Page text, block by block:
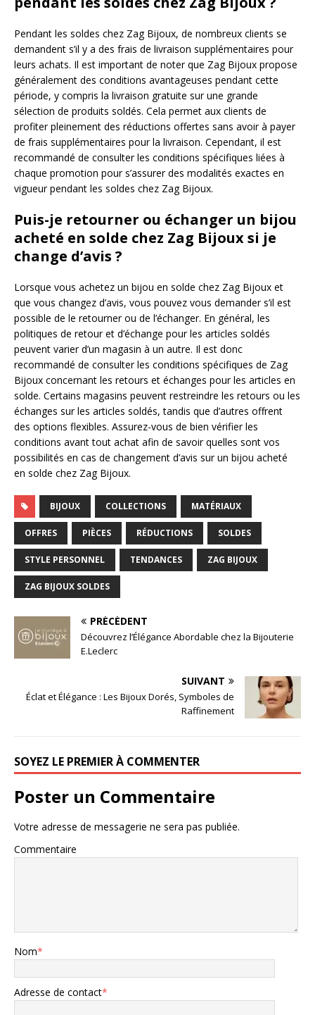
Pendant les soldes chez Zag Bijoux, de nombreux clients se
demandent s’il y a des frais de livraison supplémentaires pour
leurs achats. Il est important de noter que Zag Bijoux propose
généralement des conditions avantageuses pendant cette
période, y compris la livraison gratuite sur une grande
sélection de produits soldés. Cela permet aux clients de
profiter pleinement des réductions offertes sans avoir à payer
de frais supplémentaires pour la livraison. Cependant, il est
recommandé de consulter les conditions spécifiques liées à
chaque promotion pour s’assurer des modalités exactes en
vigueur pendant les soldes chez Zag Bijoux.
Puis-je retourner ou échanger un bijou
acheté en solde chez Zag Bijoux si je
change d’avis ?
Lorsque vous achetez un bijou en solde chez Zag Bijoux et
que vous changez d’avis, vous pouvez vous demander s’il est
possible de le retourner ou de l’échanger. En général, les
politiques de retour et d’échange pour les articles soldés
peuvent varier d’un magasin à un autre. Il est donc
recommandé de consulter les conditions spécifiques de Zag
Bijoux concernant les retours et échanges pour les articles en
solde. Certains magasins peuvent restreindre les retours ou les
échanges sur les articles soldés, tandis que d’autres offrent
des options flexibles. Assurez-vous de bien vérifier les
conditions avant tout achat afin de savoir quelles sont vos
possibilités en cas de changement d’avis sur un bijou acheté
en solde chez Zag Bijoux.
BIJOUX COLLECTIONS MATÉRIAUX
OFFRES PIÈCES RÉDUCTIONS SOLDES
STYLE PERSONNEL TENDANCES ZAG BIJOUX
ZAG BIJOUX SOLDES
PRÉCÉDENT
Découvrez l’Élégance Abordable chez la Bijouterie
E.Leclerc
SUIVANT
Éclat et Élégance : Les Bijoux Dorés, Symboles de
Raffinement
SOYEZ LE PREMIER À COMMENTER
Poster un Commentaire
Votre adresse de messagerie ne sera pas publiée.
Commentaire
Nom*
Adresse de contact*